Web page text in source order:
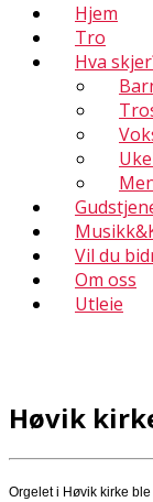
Hjem
Tro
Hva
Vil du
Om oss
Utleie
Høvik
Orgelet i Høvik kirke